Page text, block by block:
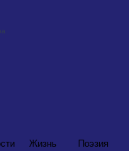
Жизнь Поэзия